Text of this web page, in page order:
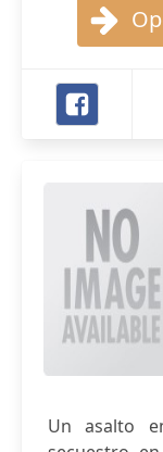
Un asalto